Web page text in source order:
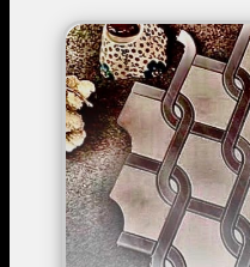
Image